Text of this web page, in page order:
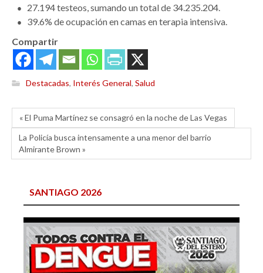
27.194 testeos, sumando un total de 34.235.204.
39.6% de ocupación en camas en terapia intensiva.
Compartir
Destacadas, Interés General, Salud
« El Puma Martínez se consagró en la noche de Las Vegas
La Policía busca intensamente a una menor del barrio
Almirante Brown »
SANTIAGO 2026